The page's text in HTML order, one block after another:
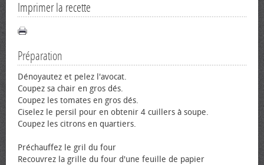
Imprimer la recette
Préparation
Dénoyautez et pelez l'avocat.
Coupez sa chair en gros dés.
Coupez les tomates en gros dés.
Ciselez le persil pour en obtenir 4 cuillers à soupe.
Coupez les citrons en quartiers.
Préchauffez le gril du four
Recouvrez la grille du four d'une feuille de papier